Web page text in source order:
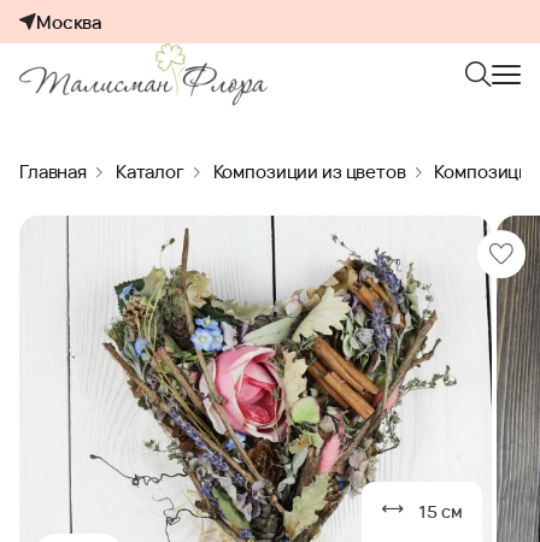
Москва
Главная Каталог Композиции из цветов
15 см